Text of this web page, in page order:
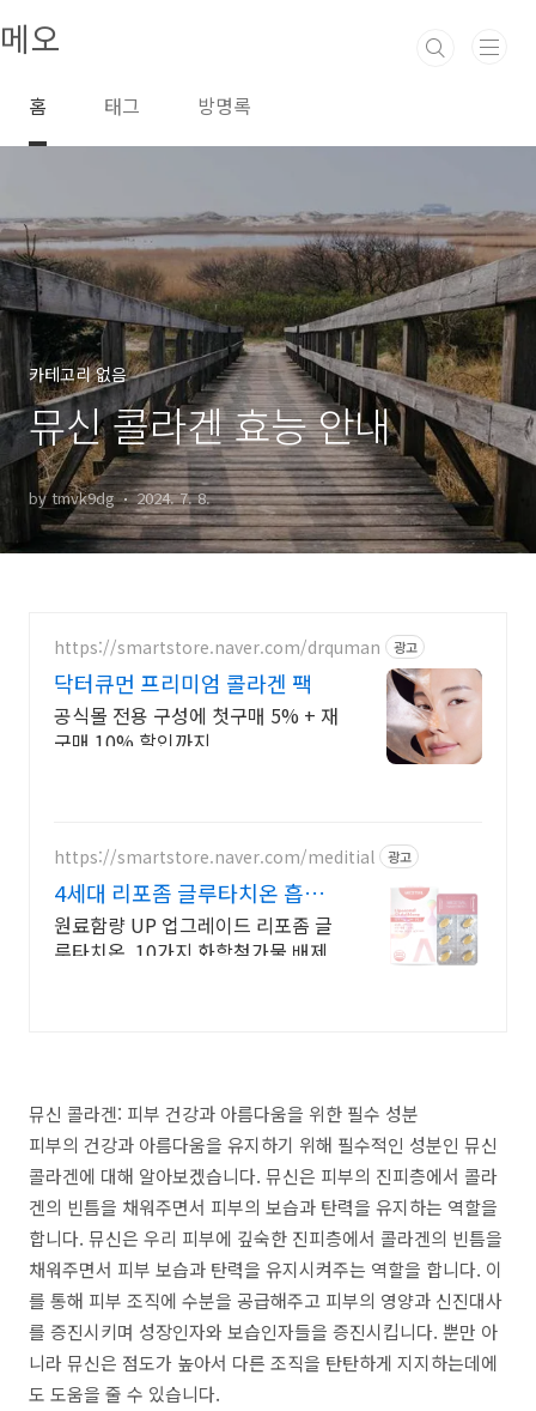
메오
홈 태그 방명록
카테고리 없음
뮤신 콜라겐 효능 안내
by tmvk9dg 2024. 7. 8.
https://smartstore.naver.com/drquman 광고
닥터큐먼 프리미엄 콜라겐 팩
공식몰 전용 구성에 첫구매 5% + 재
구매 10% 할인까지
https://smartstore.naver.com/meditial 광고
4세대 리포좀 글루타치온 흡수
율,순도 높은 글루타치온
원료함량 UP 업그레이드 리포좀 글
루타치온. 10가지 화학첨가물 배제.
뮤신 콜라겐: 피부 건강과 아름다움을 위한 필수 성분
피부의 건강과 아름다움을 유지하기 위해 필수적인 성분인 뮤신
콜라겐에 대해 알아보겠습니다. 뮤신은 피부의 진피층에서 콜라
겐의 빈틈을 채워주면서 피부의 보습과 탄력을 유지하는 역할을
합니다. 뮤신은 우리 피부에 깊숙한 진피층에서 콜라겐의 빈틈을
채워주면서 피부 보습과 탄력을 유지시켜주는 역할을 합니다. 이
를 통해 피부 조직에 수분을 공급해주고 피부의 영양과 신진대사
를 증진시키며 성장인자와 보습인자들을 증진시킵니다. 뿐만 아
니라 뮤신은 점도가 높아서 다른 조직을 탄탄하게 지지하는데에
도 도움을 줄 수 있습니다.